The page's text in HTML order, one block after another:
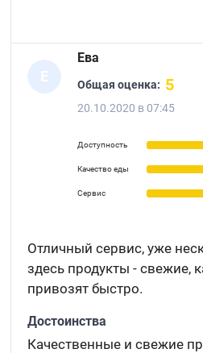
Е
Ева
Общая оценка: 5
20.10.2020 в 07:45
Доступность
Качество еды
Сервис
Отличный сервис, уже
здесь продукты - свежие,
привозят быстро.
Достоинства
Качественные и свежие